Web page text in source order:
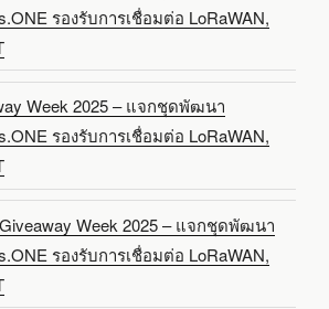
รองรับการเชื่อมต่อ LoRaWAN,
Week 2025 – แจกชุดพัฒนา
รองรับการเชื่อมต่อ LoRaWAN,
Giveaway Week 2025 – แจกชุดพัฒนา
รองรับการเชื่อมต่อ LoRaWAN,